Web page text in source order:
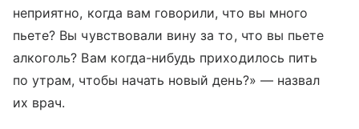
неприятно, когда вам говорили, что вы много
пьете? Вы чувствовали вину за то, что вы пьете
алкоголь? Вам когда-нибудь приходилось пить
по утрам, чтобы начать новый день?» — назвал
их врач.